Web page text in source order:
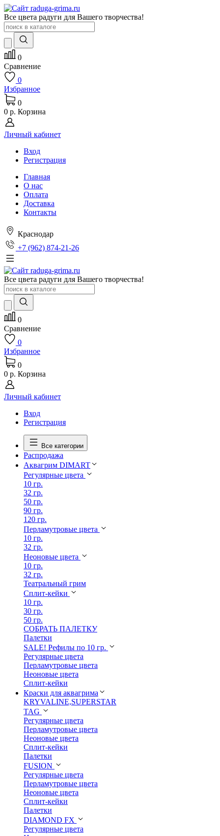
Все цвета радуги для Вашего творчества!
0
Сравнение
0
Избранное
0
0 р. Корзина
Личный кабинет
Вход
Регистрация
Главная
О нас
Оплата
Доставка
Контакты
Краснодар
+7 (962) 874-21-26
Все цвета радуги для Вашего творчества!
0
Сравнение
0
Избранное
0
0 р. Корзина
Личный кабинет
Вход
Регистрация
Все категории
Распродажа
Аквагрим DIMART
Регулярные цвета
10 гр.
32 гр.
50 гр.
90 гр.
120 гр.
Перламутровые цвета
10 гр.
32 гр.
Неоновые цвета
10 гр.
32 гр.
Театральный грим
Сплит-кейки
10 гр.
30 гр.
50 гр.
СОБРАТЬ ПАЛЕТКУ
Палетки
SALE! Рефилы по 10 гр.
Регулярные цвета
Перламутровые цвета
Неоновые цвета
Сплит-кейки
Краски для аквагрима
KRYVALINE,SUPERSTAR
TAG
Регулярные цвета
Перламутровые цвета
Неоновые цвета
Сплит-кейки
Палетки
FUSION
Регулярные цвета
Перламутровые цвета
Неоновые цвета
Сплит-кейки
Палетки
DIAMOND FX
Регулярные цвета